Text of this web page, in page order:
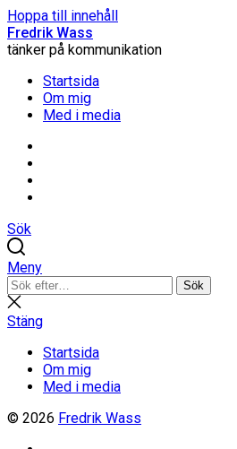
Hoppa till innehåll
Fredrik Wass
tänker på kommunikation
Startsida
Om mig
Med i media
Sök
Meny
Sök
efter:
Sök
Stäng
sökning
Stäng
Startsida
Om mig
Med i media
© 2026 Fredrik Wass